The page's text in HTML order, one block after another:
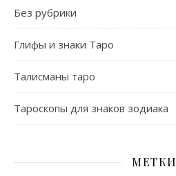
Без рубрики
Глифы и знаки Таро
Талисманы таро
Тароскопы для знаков зодиака
МЕТКИ